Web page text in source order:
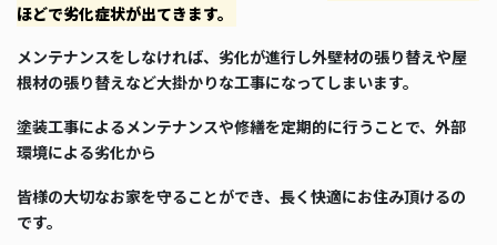
ほどで劣化症状が出てきます。
メンテナンスをしなければ、劣化が進行し外壁材の張り替えや屋
根材の張り替えなど大掛かりな工事になってしまいます。
塗装工事によるメンテナンスや修繕を定期的に行うことで、外部
環境による劣化から
皆様の大切なお家を守ることができ、長く快適にお住み頂けるの
です。